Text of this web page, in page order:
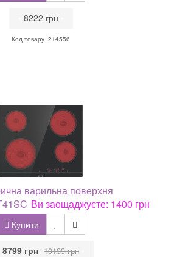
8222 грн
Код товару: 214556
варильна поверхня
Ви заощаджуєте: 1400 грн
Купити
8799 грн 10199 грн